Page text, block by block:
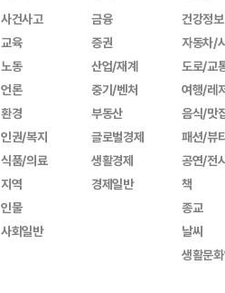
사건사고
교육
노동
언론
환경
인권/복지
식품/의료
지역
인물
사회일반
금융
증권
산업/재계
중기/벤처
부동산
글로벌경제
생활경제
경제일반
건강정보
자동차/
도로/교
여행/레
음식/맛
패션/뷰
공연/전
책
종교
날씨
생활문